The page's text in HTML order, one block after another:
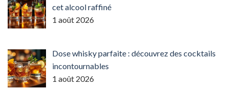
cet alcool raffiné
1 août 2026
Dose whisky parfaite : découvrez des cocktails
incontournables
1 août 2026